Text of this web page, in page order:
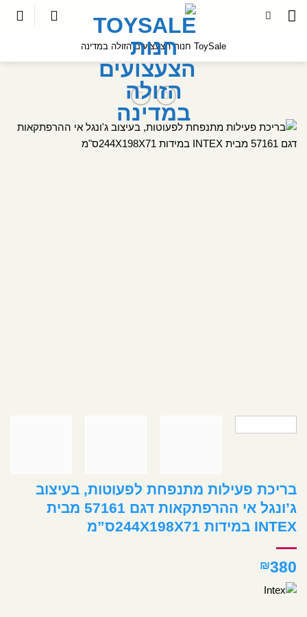
לתוכן
ToySale חנות הצעצועים הזולה במדינה
בריכת פעילות מתנפחת לפעוטות, בעיצוב
ג’ונגל אי ההרפתקאות דגם 57161 מבית
INTEX במידות 244X198X71ס”מ
₪380